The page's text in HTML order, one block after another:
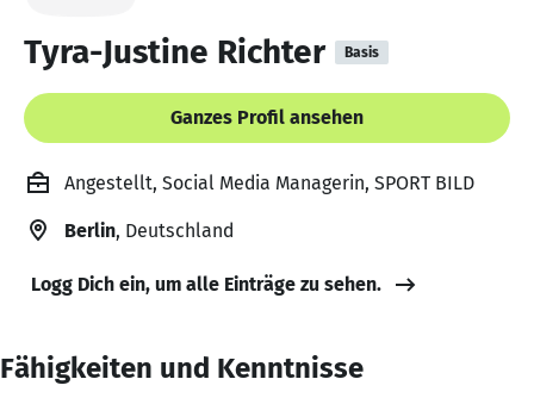
Tyra-Justine Richter Basis
Ganzes Profil ansehen
Angestellt, Social Media Managerin, SPORT BILD
Berlin, Deutschland
Logg Dich ein, um alle Einträge zu sehen.
Fähigkeiten und Kenntnisse